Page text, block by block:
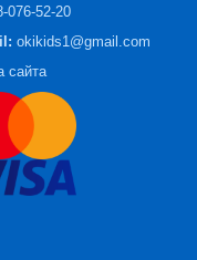
076-52-20
okikids1@gmail.com
сайта